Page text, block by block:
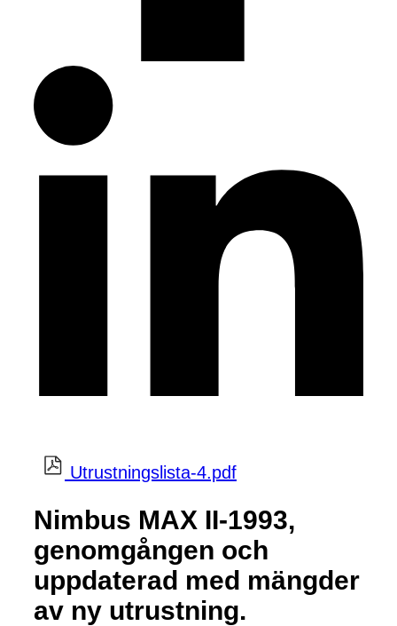
Utrustningslista-4.pdf
Nimbus MAX II-1993,
genomgången och
uppdaterad med mängder
av ny utrustning.